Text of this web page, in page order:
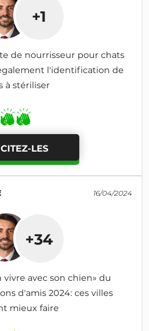
+1
de nourrisseur pour chats
l'identification de
à stériliser
LES
16/04/2024
+34
vivre avec son chien» du
d'amis 2024: ces villes
mieux faire